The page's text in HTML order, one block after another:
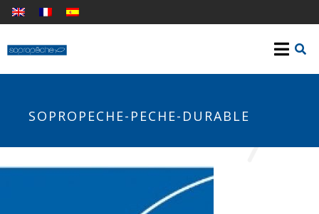
SOPROPECHE-PECHE-DURABLE